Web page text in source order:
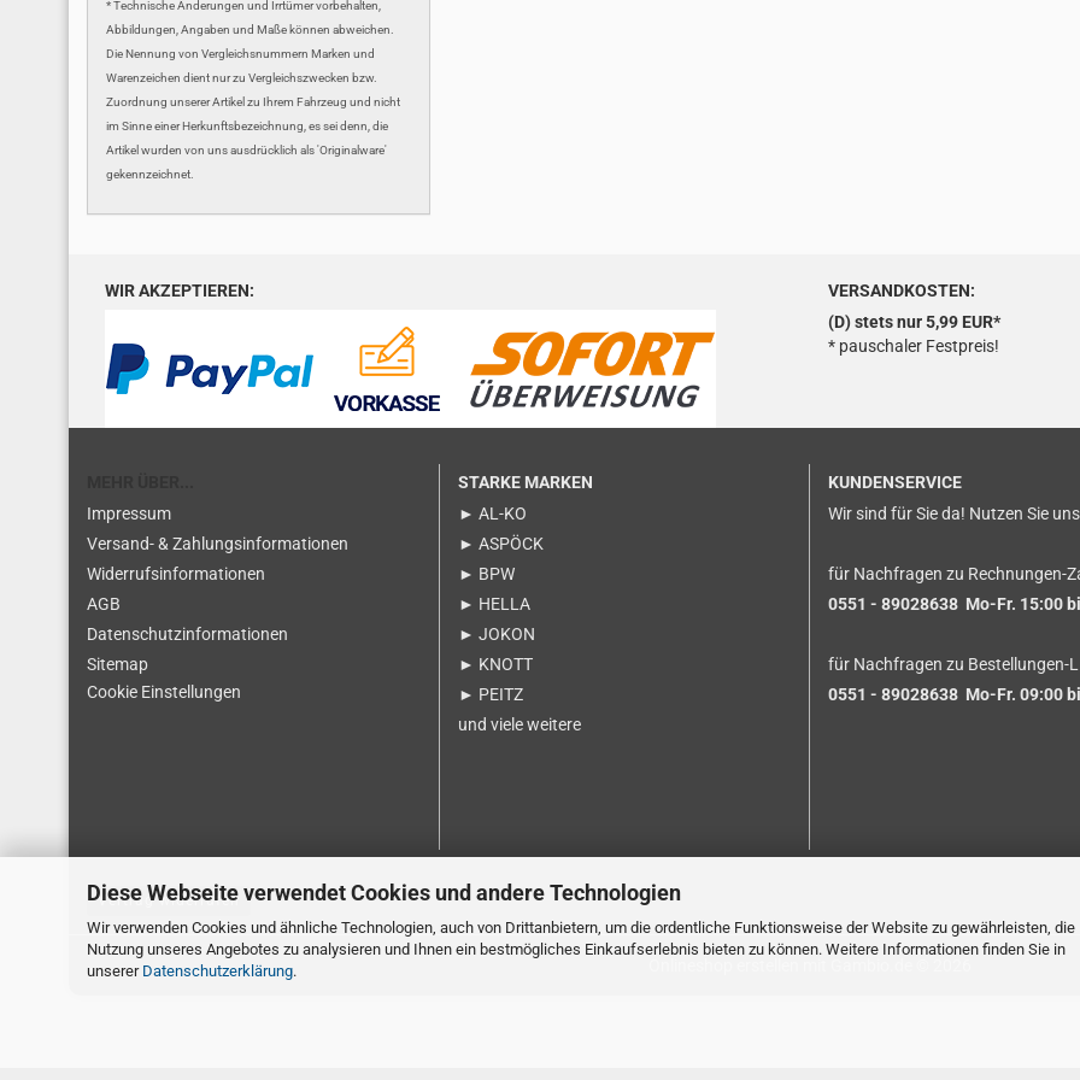
Diese Webseite verwendet Cookies und andere Technologien
Wir verwenden Cookies und ähnliche Technologien, auch von Drittanbietern, um die ordentliche Funktionsweise der Website zu gewährleisten, die
Nutzung unseres Angebotes zu analysieren und Ihnen ein bestmögliches Einkaufserlebnis bieten zu können. Weitere Informationen finden Sie in
unserer Datenschutzerklärung.
* Technische Änderungen und Irrtümer vorbehalten,
Abbildungen, Angaben und Maße können abweichen.
Die Nennung von Vergleichsnummern Marken und
Warenzeichen dient nur zu Vergleichszwecken bzw.
Zuordnung unserer Artikel zu Ihrem Fahrzeug und nicht
im Sinne einer Herkunftsbezeichnung, es sei denn, die
Artikel wurden von uns ausdrücklich als 'Originalware'
gekennzeichnet.
WIR AKZEPTIEREN:
VERSANDKOSTEN:
(D) stets nur 5,99 EUR*
* pauschaler Festpreis!
Impressum
Versand- & Zahlungsinformationen
Widerrufsinformationen
AGB
Datenschutzinformationen
Sitemap
Cookie Einstellungen
STARKE MARKEN
► AL-KO
► ASPÖCK
► BPW
► HELLA
► JOKON
► KNOTT
► PEITZ
und viele weitere
KUNDENSERVICE
Wir sind für Sie da! Nutzen Sie
für Nachfragen zu Rechnungen-
0551 - 89028638 Mo-Fr. 15:00
für Nachfragen zu Bestellungen-
0551 - 89028638 Mo-Fr. 09:00
Vertrag widerrufen